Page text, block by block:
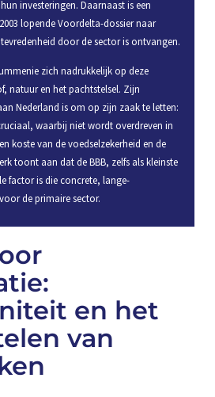
investeringen. Daarnaast is een
lopende Voordelta-dossier naar
door de sector is ontvangen.
zich nadrukkelijk op deze
natuur en het pachtstelsel. Zijn
Nederland is om op zijn zaak te letten:
waarbij niet wordt overdreven in
koste van de voedselzekerheid en de
toont aan dat de BBB, zelfs als kleinste
factor is die concrete, lange-
de primaire sector.
en het
van